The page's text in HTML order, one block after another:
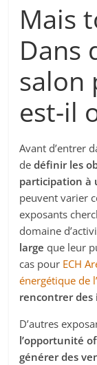
Mais
Dans
salon
est-il
Avant d’entrer
dedéfinir les
participation à
peuvent varier
exposants
domaine
large que leur
cas pour ECH
énergétique de
rencontrer des
D’autres
l’opportunité
générer des